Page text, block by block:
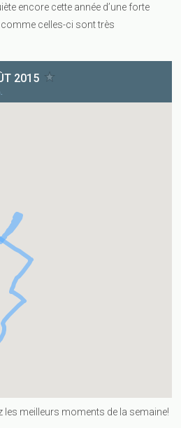
encore cette année d’une forte
celles-ci sont très
les meilleurs moments de la semaine!